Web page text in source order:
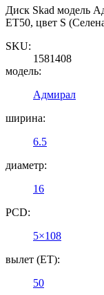
Диск Skad модель
ET50, цвет S
SKU:
1581408
модель:
Адмирал
ширина:
6.5
диаметр:
16
PCD:
5×108
вылет (ET):
50